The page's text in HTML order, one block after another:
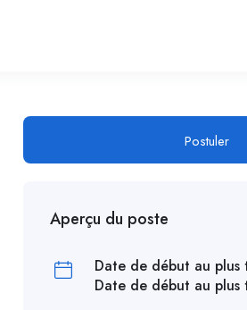
Postuler
Aperçu du poste
Date de début au plus
Date de début au plus